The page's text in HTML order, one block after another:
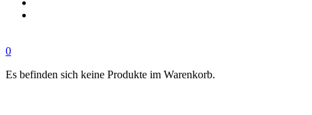
0
Es befinden sich keine Produkte im Warenkorb.